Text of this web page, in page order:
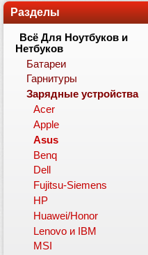
Разделы
Всё Для Ноутбуков и
Нетбуков
Батареи
Гарнитуры
Зарядные устройства
Acer
Apple
Asus
Benq
Dell
Fujitsu-Siemens
HP
Huawei/Honor
Lenovo и IBM
MSI